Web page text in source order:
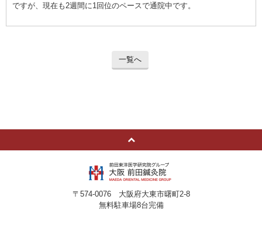
ですが、現在も2週間に1回位のペースで通院中です。
一覧へ
〒574-0076 大阪府大東市曙町2-8
無料駐車場8台完備